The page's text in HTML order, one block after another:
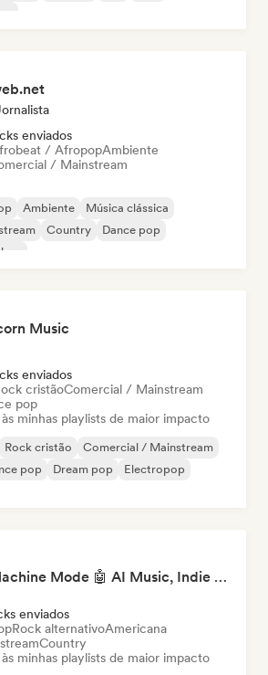
enviados
/ AfropopAmbiente
/ Mainstream
Ambiente
Música clássica
Country
Dance pop
Music
enviados
cristãoComercial / Mainstream
pop
minhas playlists de maior impacto
Rock cristão
Comercial / Mainstream
pop Dream pop
Electropop
Pop Machine Mode 🤖 AI Music, Indie Pop & Dream Pop
enviados
Rock alternativoAmericana
Country
minhas playlists de maior impacto